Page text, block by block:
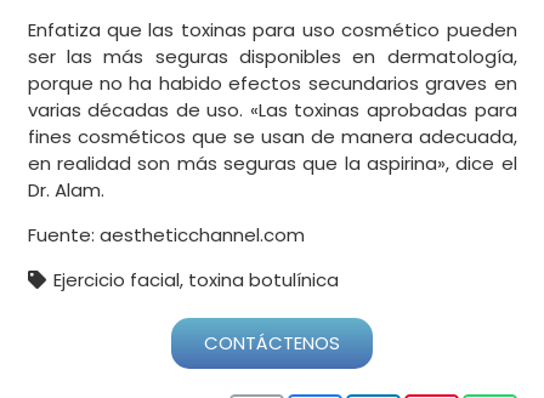
Enfatiza que las toxinas para uso cosmético pueden
ser las más seguras disponibles en dermatología,
porque no ha habido efectos secundarios graves en
varias décadas de uso. «Las toxinas aprobadas para
fines cosméticos que se usan de manera adecuada,
en realidad son más seguras que la aspirina», dice el
Dr. Alam.
Fuente: aestheticchannel.com
Ejercicio facial, toxina botulínica
CONTÁCTENOS